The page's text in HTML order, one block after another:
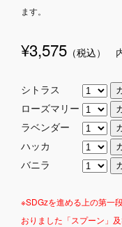
ます。
¥3,575 （税込）
シトラス
ローズマリー
ラベンダー
ハッカ
バニラ
※SDGzを進める上の第一
おりました「スプーン」